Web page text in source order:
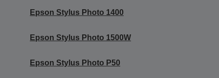
Epson Stylus Photo 1400
Epson Stylus Photo 1500W
Epson Stylus Photo P50